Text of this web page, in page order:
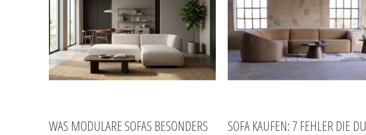
WAS MODULARE SOFAS BESONDERS
SOFA KAUFEN: 7 FEHLER DIE DU